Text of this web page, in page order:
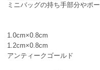
ミニバッグの持ち手部分やポ
1.0cm×0.8cm
1.2cm×0.8cm
アンティークゴールド